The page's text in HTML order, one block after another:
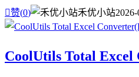
赞(0) 禾优小站
CoolUtils Total Excel